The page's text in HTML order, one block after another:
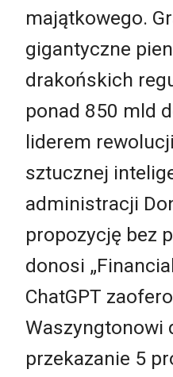
majątkowego.
gigantyczne
drakońskich
ponad 850 mld
liderem
sztucznej
administracji
propozycję bez
donosi
ChatGPT
Waszyngtonowi
przekazanie 5